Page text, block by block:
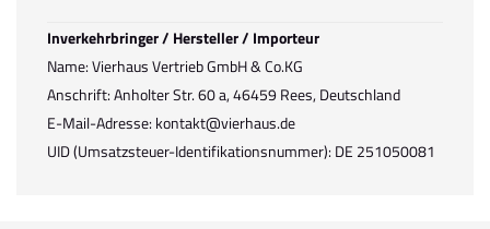
Inverkehrbringer / Hersteller / Importeur
Name: Vierhaus Vertrieb GmbH & Co.KG
Anschrift: Anholter Str. 60 a, 46459 Rees, Deutschland
E-Mail-Adresse: kontakt@vierhaus.de
UID (Umsatzsteuer-Identifikationsnummer): DE 251050081